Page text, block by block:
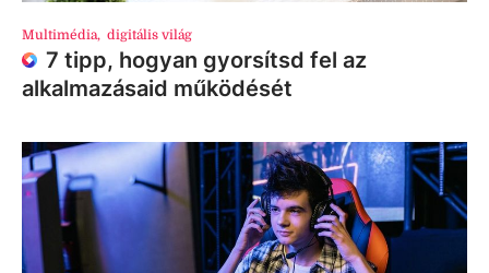
Multimédia, digitális világ
7 tipp, hogyan gyorsítsd fel az
alkalmazásaid működését